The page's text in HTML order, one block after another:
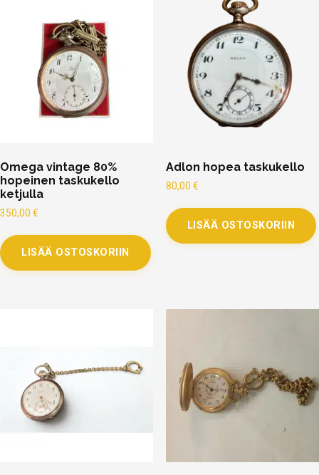
Omega vintage 80%
hopeinen taskukello
ketjulla
350,00 €
LISÄÄ OSTOSKORIIN
Adlon hopea taskukello
80,00 €
LISÄÄ OSTOSKORIIN